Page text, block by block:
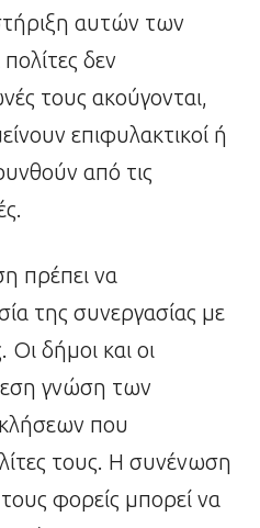
στήριξη αυτών των
δεν
τους ακούγονται,
επιφυλακτικοί ή
από τις
πρέπει να
της συνεργασίας με
Οι δήμοι και οι
γνώση των
που
τους. Η συνένωση
φορείς μπορεί να